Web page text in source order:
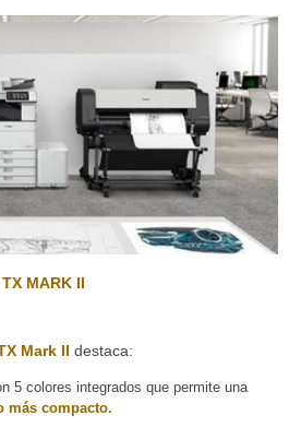
MARK II
Mark II destaca:
5 colores integrados que permite una
más compacto.